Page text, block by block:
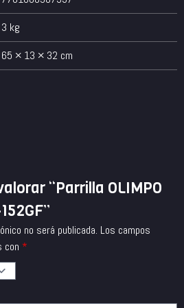
3 kg
65 × 13 × 32 cm
“Parrilla OLIMPO
no será publicada. Los campos
con *